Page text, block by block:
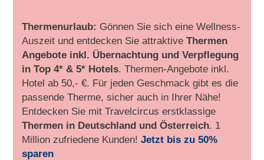
Thermenurlaub: Gönnen Sie sich eine Wellness-
Auszeit und entdecken Sie attraktiveThermen
Angebote inkl. Übernachtung und Verpflegung
in Top 4* & 5* Hotels. Thermen-Angebote inkl.
Hotel ab 50,- €. Für jeden Geschmack gibt es die
passende Therme, sicher auch in Ihrer Nähe!
Entdecken Sie mit Travelcircus erstklassige
Thermen in Deutschland und Österreich. 1
Million zufriedene Kunden!Jetzt bis zu 50%
sparen